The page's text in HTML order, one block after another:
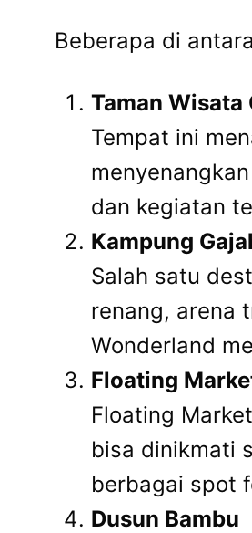
Beberapa di
Taman
Tempat ini
dan kegiatan
Kampung
Salah satu
renang, arena
Wonderland
Floating
Floating
bisa dinikmati
berbagai spot
Dusun Bambu